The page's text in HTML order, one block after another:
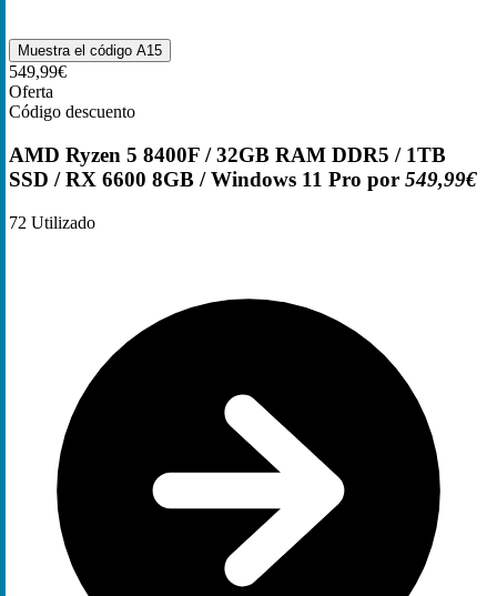
Muestra el código A15
549,99€
Oferta
Código descuento
AMD Ryzen 5 8400F / 32GB RAM DDR5 / 1TB
SSD / RX 6600 8GB / Windows 11 Pro por 549,99€
72 Utilizado